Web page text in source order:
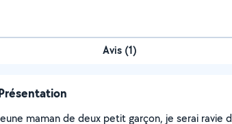
Avis (1)
maman de deux petit garçon, je serai ravie